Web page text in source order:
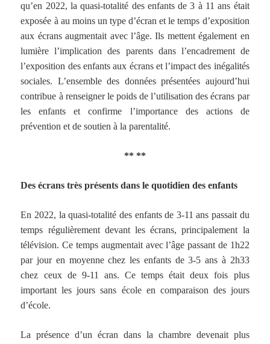
qu’en 2022, la quasi-totalité des enfants de 3 à 11 ans était
exposée à au moins un type d’écran et le temps d’exposition
aux écrans augmentait avec l’âge. Ils mettent également en
lumière l’implication des parents dans l’encadrement de
l’exposition des enfants aux écrans et l’impact des inégalités
sociales. L’ensemble des données présentées aujourd’hui
contribue à renseigner le poids de l’utilisation des écrans par
les enfants et confirme l’importance des actions de
prévention et de soutien à la parentalité.
** **
Des écrans très présents dans le quotidien des enfants
En 2022, la quasi-totalité des enfants de 3-11 ans passait du
temps régulièrement devant les écrans, principalement la
télévision. Ce temps augmentait avec l’âge passant de 1h22
par jour en moyenne chez les enfants de 3-5 ans à 2h33
chez ceux de 9-11 ans. Ce temps était deux fois plus
important les jours sans école en comparaison des jours
d’école.
La présence d’un écran dans la chambre devenait plus